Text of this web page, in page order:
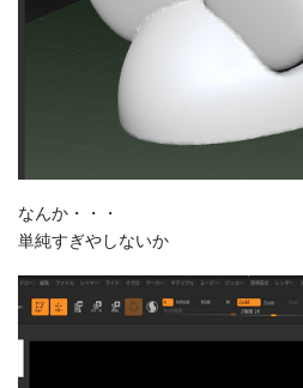
なんか・・・
単純すぎやしないか